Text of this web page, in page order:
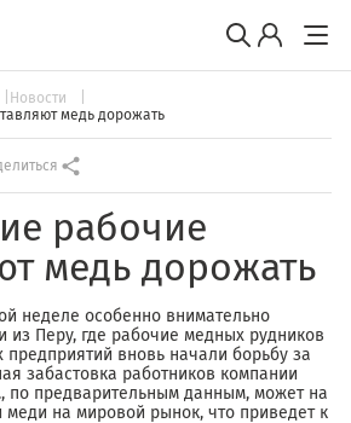
Новости
медь дорожать
рабочие
медь дорожать
неделе особенно внимательно
из Перу, где рабочие медных рудников
вновь начали борьбу за
забастовка работников компании
по предварительным данным, может на
меди на мировой рынок, что приведет к